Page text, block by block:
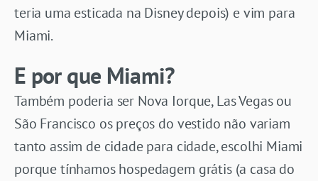
teria uma esticada na Disney depois) e vim para
Miami.
E por que Miami?
Também poderia ser Nova Iorque, Las Vegas ou
São Francisco os preços do vestido não variam
tanto assim de cidade para cidade, escolhi Miami
porque tínhamos hospedagem grátis (a casa do